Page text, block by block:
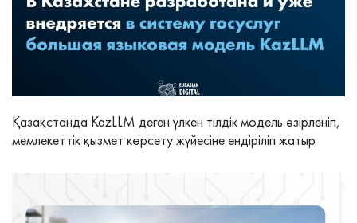
Қазақстанда KazLLM деген үлкен тілдік модель әзірленіп,
мемлекеттік қызмет көрсету жүйесіне ендіріліп жатыр